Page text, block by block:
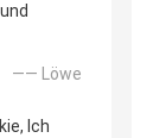
—— Löwe
Ich